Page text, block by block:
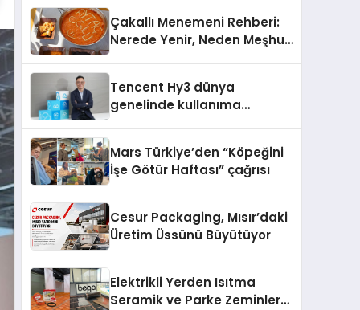
Deneyimi
Çakallı Menemeni Rehberi:
Nerede Yenir, Neden Meşhur,
Tencent Hy3 dünya
genelinde kullanıma
Mars Türkiye’den “Köpeğini
İşe Götür Haftası” çağrısı
Cesur Packaging, Mısır’daki
Üretim Üssünü Büyütüyor
Elektrikli Yerden Isıtma
Seramik ve Parke Zeminler